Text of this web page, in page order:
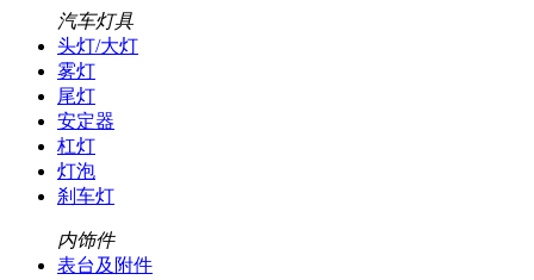
汽车灯具
头灯/大灯
雾灯
尾灯
安定器
杠灯
灯泡
刹车灯
内饰件
表台及附件